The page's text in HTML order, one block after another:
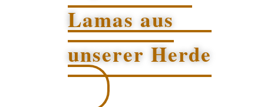
Lamas aus
unserer Herde